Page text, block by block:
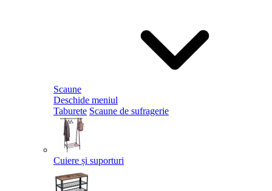
Scaune
Deschide meniul
Taburete Scaune de sufragerie
Cuiere și suporturi